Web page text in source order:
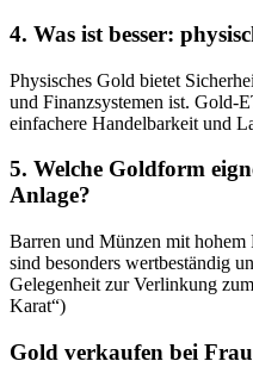
4. Was ist besser:
Physisches Gold bietet
und Finanzsystemen ist. Gold-
einfachere Handelbarkeit und
5. Welche Goldform
Anlage?
Barren und Münzen mit
sind besonders wertbeständig
Gelegenheit zur Verlinkung
Karat“)
Gold verkaufen bei